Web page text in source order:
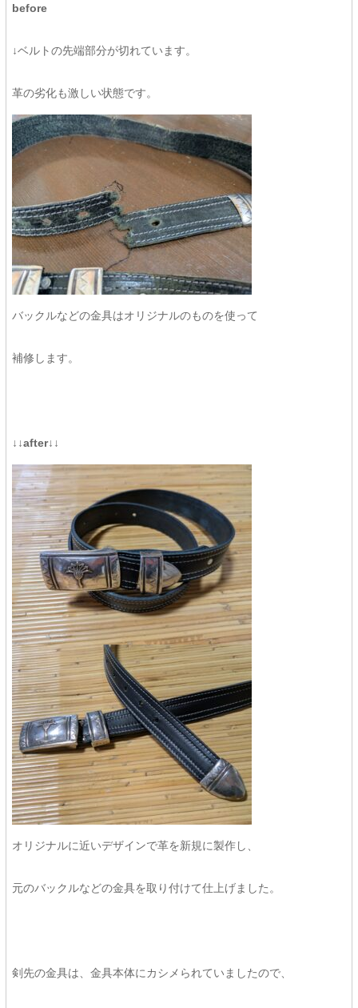
before
↓ベルトの先端部分が切れています。
革の劣化も激しい状態です。
バックルなどの金具はオリジナルのものを使って
補修します。
↓↓after↓↓
オリジナルに近いデザインで革を新規に製作し、
元のバックルなどの金具を取り付けて仕上げました。
剣先の金具は、金具本体にカシメられていましたので、